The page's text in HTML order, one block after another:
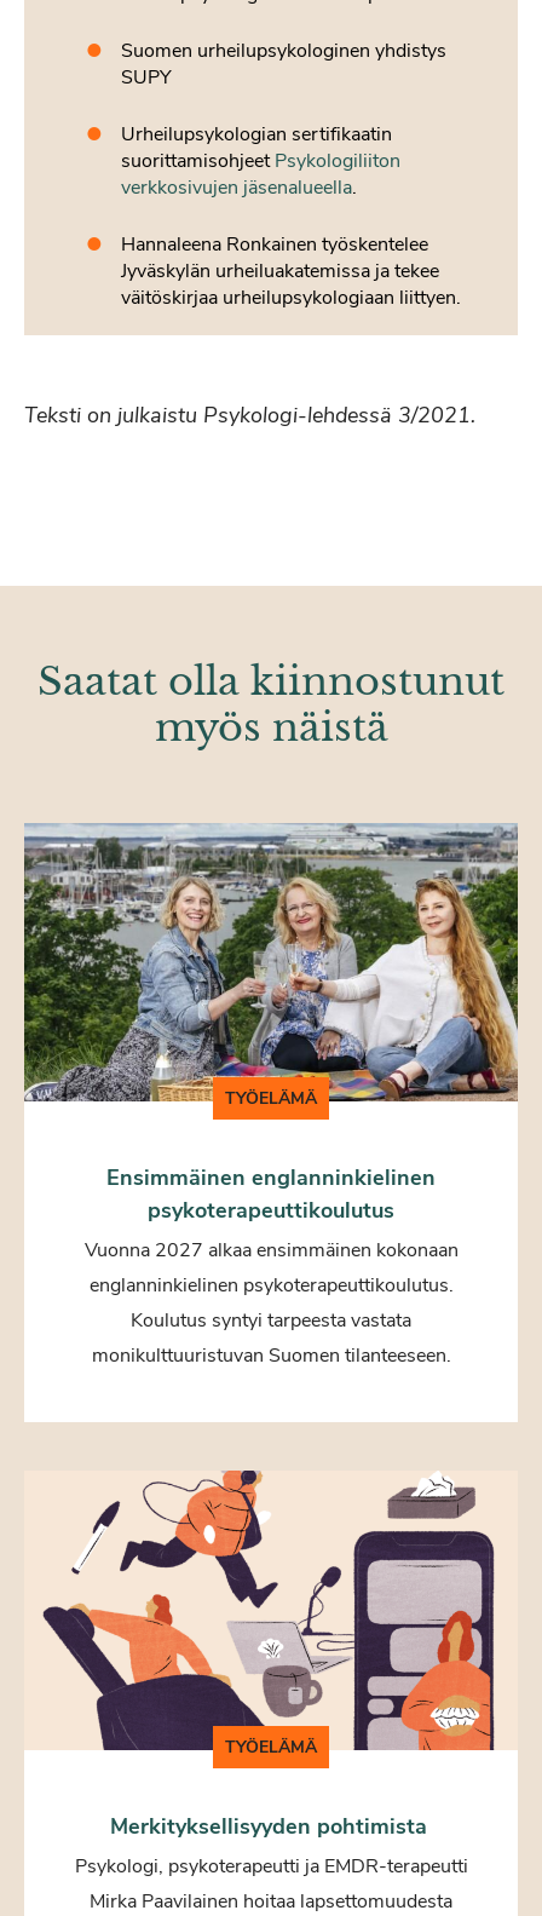
Suomen urheilupsykologinen yhdistys
SUPY
Urheilupsykologian sertifikaatin
suorittamisohjeetPsykologiliiton
verkkosivujen jäsenalueella.
Hannaleena Ronkainen työskentelee
Jyväskylän urheiluakatemissa ja tekee
väitöskirjaa urheilupsykologiaan liittyen.
Teksti on julkaistu Psykologi-lehdessä 3/2021.
Saatat olla kiinnostunut
myös näistä
TYÖELÄMÄ
Ensimmäinen englanninkielinen
psykoterapeuttikoulutus
Vuonna 2027 alkaa ensimmäinen kokonaan
englanninkielinen psykoterapeuttikoulutus.
Koulutus syntyi tarpeesta vastata
monikulttuuristuvan Suomen tilanteeseen.
TYÖELÄMÄ
Merkityksellisyyden pohtimista
Psykologi, psykoterapeutti ja EMDR-terapeutti
Mirka Paavilainen hoitaa lapsettomuudesta